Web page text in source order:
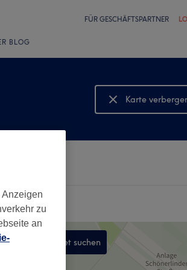
FÜR GESCHÄFTSPARTNER
BLOG
Karte
Karte anzeigen
In diesem Gebiet suchen
zu
an